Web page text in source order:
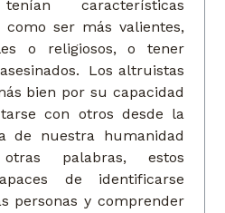
características
como ser más valientes,
o religiosos, o tener
Los altruistas
bien por su capacidad
con otros desde la
de nuestra humanidad
palabras, estos
de identificarse
personas y comprender